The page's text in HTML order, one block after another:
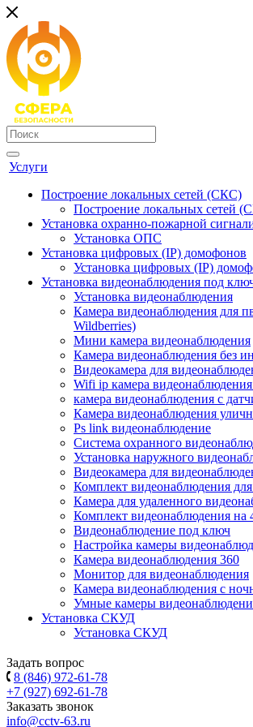
Услуги
Построение локальных сетей (СКС)
Построение локальных сетей
Установка охранно-пожарной
Установка ОПС
Установка цифровых (IP) домофонов
Установка цифровых (IP)
Установка видеонаблюдения под
Установка видеонаблюдения
Камера видеонаблюдения для
Wildberries)
Мини камера видеонаблюдения
Камера видеонаблюдения без
Видеокамера для
Wifi ip камера
камера видеонаблюдения с
Камера видеонаблюдения
Ps link видеонаблюдение
Система охранного
Установка наружного
Видеокамера для
Комплект видеонаблюдения для
Камера для удаленного
Комплект видеонаблюдения на
Видеонаблюдение под ключ
Настройка камеры
Камера видеонаблюдения 360
Монитор для видеонаблюдения
Камера видеонаблюдения с
Умные камеры
Установка СКУД
Установка СКУД
Задать вопрос
8 (846) 972-61-78
+7 (927) 692-61-78
Заказать звонок
info@cctv-63.ru